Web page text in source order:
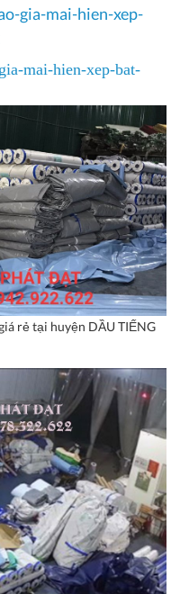
gia-mai-hien-xep-
mai-hien-xep-bat-
rẻ tại huyện DẦU TIẾNG